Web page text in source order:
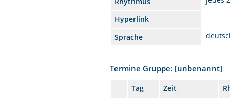
Hyperlink
Sprache
Termine Gruppe: [unbenannt]
Tag Zeit